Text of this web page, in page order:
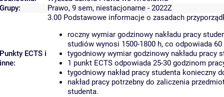
Grupy:
Prawo, 9 sem, niestacjonarne - 2022Z
Punkty ECTS i
inne:
3.00 Podstawowe informacje o zasadach
roczny wymiar godzinowy nakładu pracy
studiów wynosi 1500-1800 h, co odpowiada 60
tygodniowy wymiar godzinowy nakładu pracy
1 punkt ECTS odpowiada 25-30 godzinom
tygodniowy nakład pracy studenta konieczny
nakład pracy potrzebny do zaliczenia
studenta.